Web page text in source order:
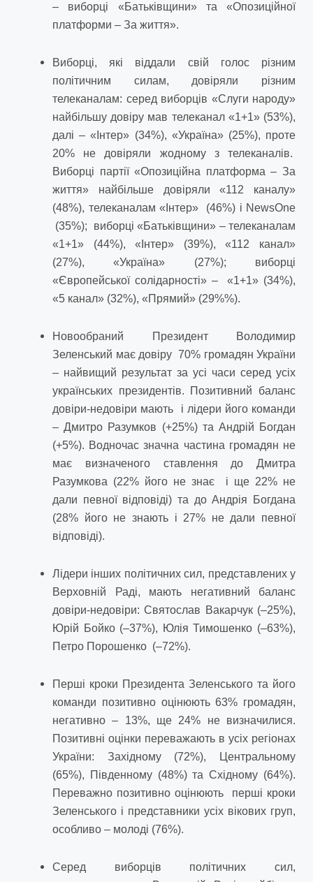
– виборці «Батьківщини» та «Опозиційної
платформи – За життя».
Виборці, які віддали свій голос різним
політичним силам, довіряли різним
телеканалам: серед виборців «Слуги народу»
найбільшу довіру мав телеканал «1+1» (53%),
далі – «Інтер» (34%), «Україна» (25%), проте
20% не довіряли жодному з телеканалів.
Виборці партії «Опозиційна платформа – За
життя» найбільше довіряли «112 каналу»
(48%), телеканалам «Інтер» (46%) і NewsOne
(35%); виборці «Батьківщини» – телеканалам
«1+1» (44%), «Інтер» (39%), «112 канал»
(27%), «Україна» (27%); виборці
«Європейської солідарності» – «1+1» (34%),
«5 канал» (32%), «Прямий» (29%%).
Новообраний Президент Володимир
Зеленський має довіру 70% громадян України
– найвищий результат за усі часи серед усіх
українських президентів. Позитивний баланс
довіри-недовіри мають і лідери його команди
– Дмитро Разумков (+25%) та Андрій Богдан
(+5%). Водночас значна частина громадян не
має визначеного ставлення до Дмитра
Разумкова (22% його не знає і ще 22% не
дали певної відповіді) та до Андрія Богдана
(28% його не знають і 27% не дали певної
відповіді).
Лідери інших політичних сил, представлених у
Верховній Раді, мають негативний баланс
довіри-недовіри: Святослав Вакарчук (–25%),
Юрій Бойко (–37%), Юлія Тимошенко (–63%),
Петро Порошенко (–72%).
Перші кроки Президента Зеленського та його
команди позитивно оцінюють 63% громадян,
негативно – 13%, ще 24% не визначилися.
Позитивні оцінки переважають в усіх регіонах
України: Західному (72%), Центральному
(65%), Південному (48%) та Східному (64%).
Переважно позитивно оцінюють перші кроки
Зеленського і представники усіх вікових груп,
особливо – молоді (76%).
Серед виборців політичних сил,